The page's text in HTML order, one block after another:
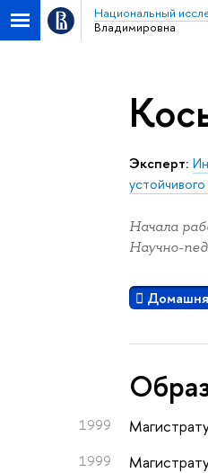
Национальный
Владимировна
Эксперт:
Начала
Научно-
1999
1999